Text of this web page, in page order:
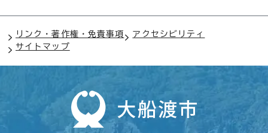
リンク・著作権・免責事項
アクセシビリティ
サイトマップ